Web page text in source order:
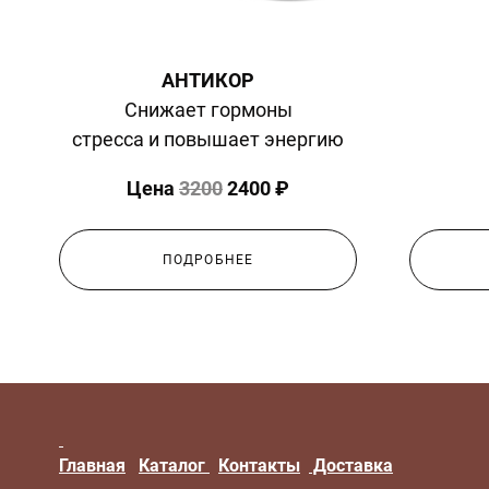
АНТИКОР
Снижает гормоны
стресса и повышает энергию
Цена 32002400 ₽
ПОДРОБНЕЕ
Главная Каталог Контакты Доставка